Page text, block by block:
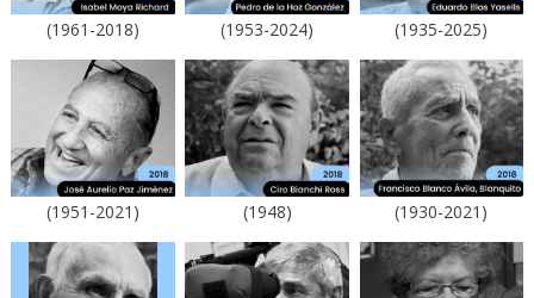
(1961-2018) (1953-2024) (1935-2025)
(1951-2021) (1948) (1930-2021)